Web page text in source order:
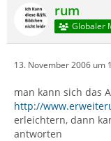
rum
Globaler
13. November 2006 um
man kann sich das
http://
erleichtern, dann
antworten